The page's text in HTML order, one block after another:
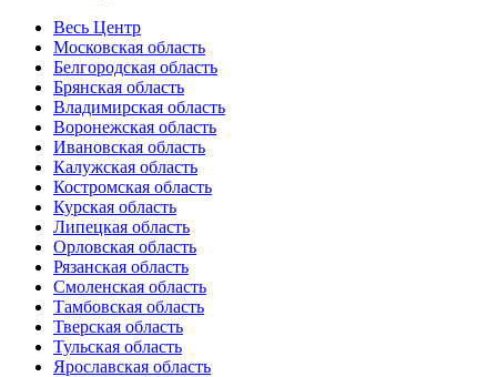
Весь Центр
Московская область
Белгородская область
Брянская область
Владимирская область
Воронежская область
Ивановская область
Калужская область
Костромская область
Курская область
Липецкая область
Орловская область
Рязанская область
Смоленская область
Тамбовская область
Тверская область
Тульская область
Ярославская область